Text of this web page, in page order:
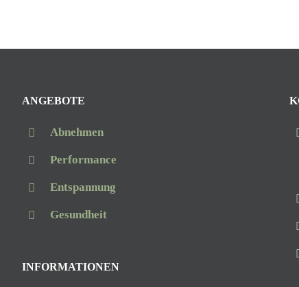
ANGEBOTE
Abnehmen
Performance
Entspannung
Gesundheit
INFORMATIONEN